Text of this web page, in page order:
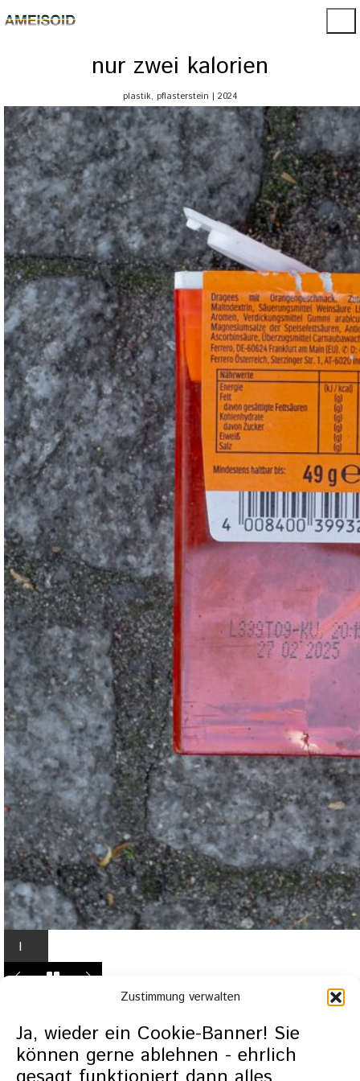
Zustimmung verwalten
Ja, wieder ein Cookie-Banner! Sie
können gerne ablehnen - ehrlich
nur zwei kalorien
plastik, pflasterstein | 2024
I
n
g
h
t